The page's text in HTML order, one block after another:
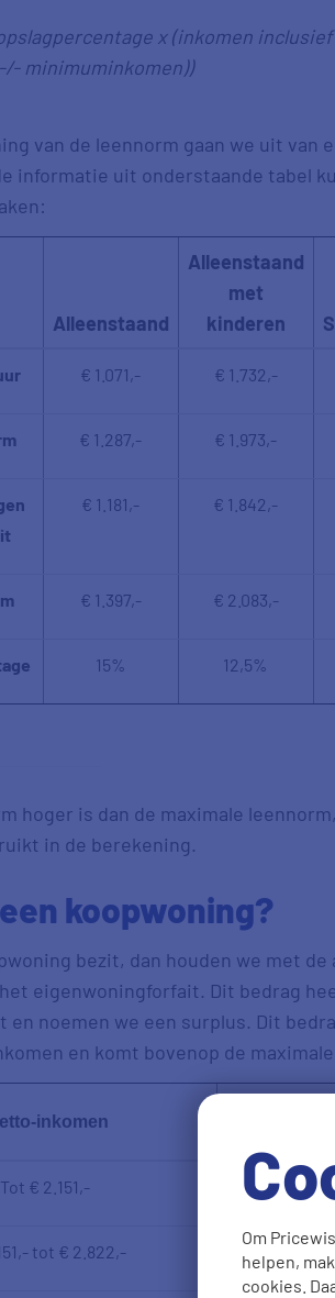
Om
helpen,
cookies.
x (inkomen
minimuminkomen))
van de leennorm gaan we uit van
informatie uit onderstaande tabel
Alleenstaand
Alleenstaand
met
kinderen
€ 1.071,- € 1.732,-
€ 1.287,- € 1.973,-
€ 1.181,- € 1.842,-
€ 1.397,- € 2.083,-
15% 12,5%
hoger is dan de maximale
in de berekening.
koopwoning?
bezit, dan houden we met
eigenwoningforfait. Dit bedrag
en noemen we een surplus. Dit
en komt bovenop de
inkomen
Tot € 2.151,-
tot € 2.822,-